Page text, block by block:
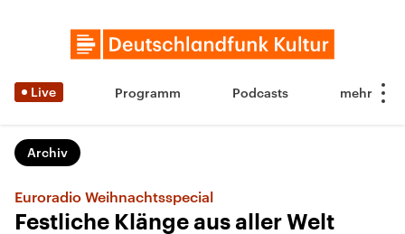
Live Programm Podcasts
Archiv
Euroradio Weihnachtsspecial
Festliche Klänge aus aller Welt